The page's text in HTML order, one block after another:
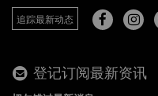
追踪最新动态
登记订阅最新资讯